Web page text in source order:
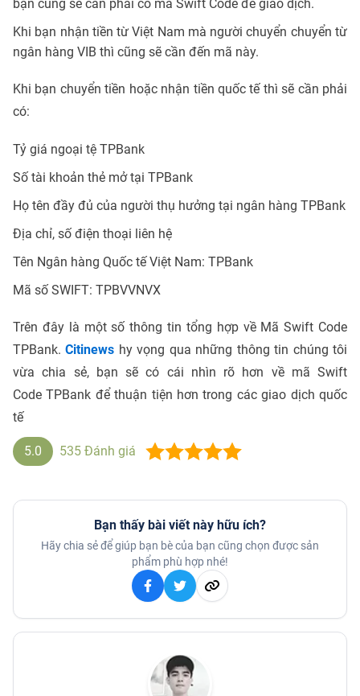
bạn cũng sẽ cần phải có mã Swift Code để giao dịch.
Khi bạn nhận tiền từ Việt Nam mà người chuyển chuyển từ
ngân hàng VIB thì cũng sẽ cần đến mã này.
Khi bạn chuyển tiền hoặc nhận tiền quốc tế thì sẽ cần phải
có:
Tỷ giá ngoại tệ TPBank
Số tài khoản thẻ mở tại TPBank
Họ tên đầy đủ của người thụ hưởng tại ngân hàng TPBank
Địa chỉ, số điện thoại liên hệ
Tên Ngân hàng Quốc tế Việt Nam: TPBank
Mã số SWIFT: TPBVVNVX
Trên đây là một số thông tin tổng hợp về Mã Swift Code
TPBank.Citinews hy vọng qua những thông tin chúng tôi
vừa chia sẻ, bạn sẽ có cái nhìn rõ hơn về mã Swift
Code TPBank để thuận tiện hơn trong các giao dịch quốc
tế
5.0 535 Đánh giá
Bạn thấy bài viết này hữu ích?
Hãy chia sẻ để giúp bạn bè của bạn cũng chọn được sản
phẩm phù hợp nhé!